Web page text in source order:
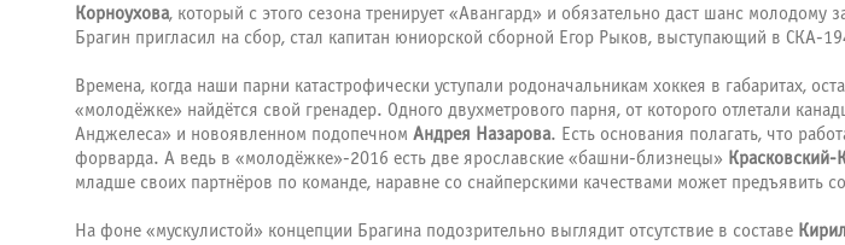
Корноухова, который с этого сезона тренирует «Авангард» и обязательно даст шанс
Брагин пригласил на сбор, стал капитан юниорской сборной Егор Рыков, выступающий в СКА-
Времена, когда наши парни катастрофически уступали родоначальникам хоккея в габаритах,
«молодёжке» найдётся свой гренадер. Одного двухметрового парня, от которого отлетали
Анджелеса» и новоявленном подопечном Андрея Назарова. Есть основания полагать, что
форварда. А ведь в «молодёжке»-2016 есть две ярославские «башни-близнецы»
младше своих партнёров по команде, наравне со снайперскими качествами может предъявить
На фоне «мускулистой» концепции Брагина подозрительно выглядит отсутствие в составе